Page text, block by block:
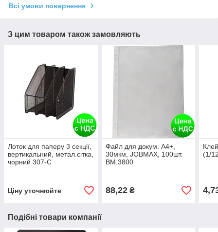
Всі умови повернення
З цим товаром також замовляють
Лоток для паперу 3 секції,
вертикальний, метал.сітка,
чорний 307-C
Ціну уточнюйте
Файл для докум. А4+,
30мкм, JOBMAX, 100шт.
BM.3800
88,22₴
(1/
Подібні товари компанії